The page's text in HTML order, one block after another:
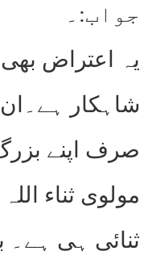
جواب:۔
یہ اعتراض
شاہکار
صرف اپنے
مولوی ثناء
ثنائی ہی ہے۔